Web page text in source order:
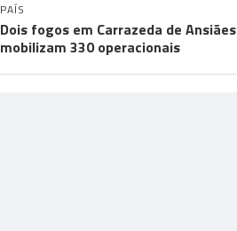
PAÍS
Dois fogos em Carrazeda de Ansiães
mobilizam 330 operacionais